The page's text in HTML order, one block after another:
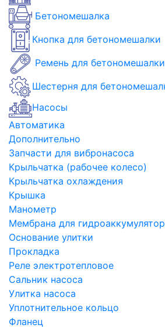
Бетономешалка
Кнопка для бетономешалки
Ремень для бетономешалки
Шестерня для
Насосы
Автоматика
Дополнительно
Запчасти для вибронасоса
Крыльчатка (рабочее колесо)
Крыльчатка охлаждения
Крышка
Манометр
Мембрана для
Основание улитки
Прокладка
Реле электротепловое
Сальник насоса
Улитка насоса
Уплотнительное кольцо
Фланец